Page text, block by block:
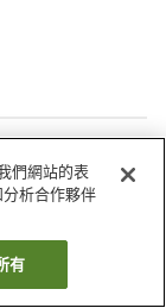
到車站
休息室
們網站的表
析合作夥伴
有